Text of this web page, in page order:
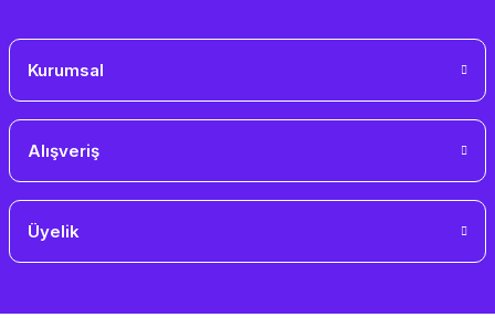
Kurumsal
Alışveriş
Üyelik